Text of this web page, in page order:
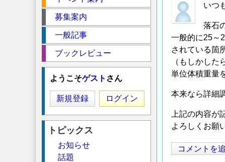
いつ
落石
一般的に25～
されている箇
（もしかした
単位体積重量
本来なら詳細
上記の内容
よろしくお願
コメントを
募集案内
一般記事
ブックレビュー
ようこそゲスト さん
新規登録 ログイン
トピックス
お知らせ
話題